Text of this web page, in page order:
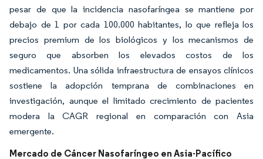
pesar de que la incidencia nasofaríngea se mantiene por
debajo de 1 por cada 100.000 habitantes, lo que refleja los
precios premium de los biológicos y los mecanismos de
seguro que absorben los elevados costos de los
medicamentos. Una sólida infraestructura de ensayos clínicos
sostiene la adopción temprana de combinaciones en
investigación, aunque el limitado crecimiento de pacientes
modera la CAGR regional en comparación con Asia
emergente.
Mercado de Cáncer Nasofaríngeo en Asia-Pacífico